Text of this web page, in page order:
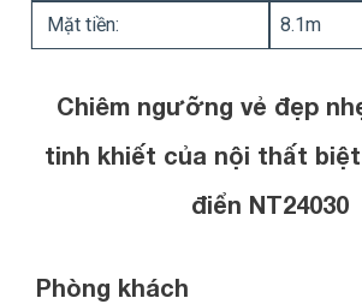
Mặt tiền: 8.1m
Chiêm ngưỡng vẻ đẹp
tinh khiết của nội thất
điển NT24030
Phòng khách